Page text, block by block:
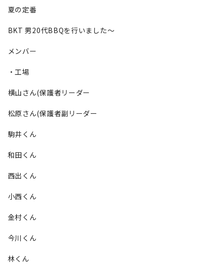
夏の定番
BKT 男20代BBQを行いました〜
メンバー
・工場
横山さん(保護者リーダー
松原さん(保護者副リーダー
駒井くん
和田くん
西出くん
小西くん
金村くん
今川くん
林くん